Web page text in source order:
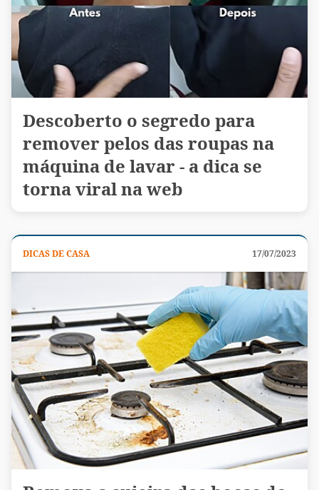
Descoberto o segredo para
remover pelos das roupas na
máquina de lavar - a dica se
torna viral na web
DICAS DE CASA 17/07/2023